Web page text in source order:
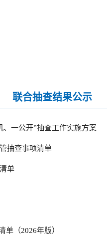
抽查结果公示
联合抽查结果公示
、一公开”抽查工作实施方案
抽查事项清单
单
单（2026年版）